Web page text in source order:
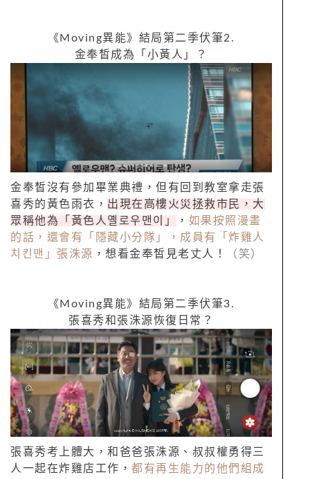
《 Moving異能》結局第二季伏筆2.
金奉皙成為「小黃人」？
金奉皙沒有參加畢業典禮，但有回到教室拿走張
喜秀的黃色雨衣， 出現在高樓火災拯救市民，大
眾稱他為「黃色人 옐로우맨이」 ， 如果按照漫畫
的話，還會有「隱藏小分隊」，成員有「炸雞人
치킨맨」 張洙源 ，想看金奉皙見老丈人！ （笑）
《 Moving異能》結局第二季伏筆3.
張喜秀和張洙源恢復日常？
張喜秀考上體大，和爸爸張洙源、叔叔權勇得三
人一起在炸雞店工作， 都有再生能力的他們組成